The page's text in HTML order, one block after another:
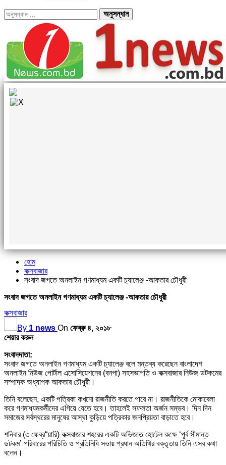
হোম
কক্সবাজার
সংবাদ জগতে অনলাইন গণমাধ্যম একটি চ্যালেঞ্জ -আকতার চৌধুরী
সংবাদ জগতে অনলাইন গণমাধ্যম একটি চ্যালেঞ্জ -আকতার চৌধুরী
কক্সবাজার
By 1 news On ফেব্রু ৪, ২০১৮
শেয়ার করুন
সংবাদদাতা:
সংবাদ জগতে অনলাইন গণমাধ্যম একটি চ্যালেঞ্জ বলে মন্তব্য করেছেন বাংলাদেশ
অনলাইন নিউজ পোর্টাল এসোসিয়েশনের (বনপা) সহসভাপতি ও কক্সবাজার নিউজ ডটকমের
সম্পাদক অধ্যাপক আকতার চৌধুরী।
তিনি বলেছেন, একটি পত্রিকা কখনো রাজনীতি করতে পারে না। রাজনীতিকে মোকাবেলা
করে গণমাধ্যমকর্মীদের এগিয়ে যেতে হবে। তাহলেই সফলতা অর্জন সম্ভব। দিন দিন
সমাজের সর্বস্থরের মানুষের আস্থা কুড়িয়ে পত্রিকার জনপ্রিয়তা বাড়াতে হবে।
শনিবার (৩ ফেব্র“য়ারি) কক্সবাজার শহরের একটি অভিজাত হোটেল কক্ষে ‘পূর্ব সীমান্ত
ডটকম’ পরিবারের পরিচিতি ও প্রতিনিধি সভায় প্রধান অতিথির বক্তৃতায় তিনি এসব কথা
বলেন।